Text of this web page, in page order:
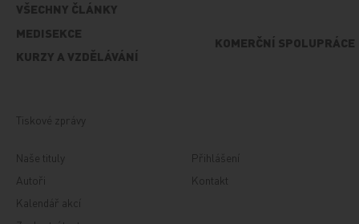
VŠECHNY ČLÁNKY
MEDISEKCE
KURZY A VZDĚLÁVÁNÍ
KOMERČNÍ SPOLUPRÁCE
Tiskové zprávy
Naše tituly
Autoři
Kalendář akcí
Přihlášení
Kontakt